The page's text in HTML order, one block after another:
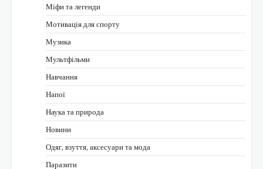
Міфи та легенди
Мотивація для спорту
Музика
Мультфільми
Навчання
Напої
Наука та природа
Новини
Одяг, взуття, аксесуари та мода
Паразити